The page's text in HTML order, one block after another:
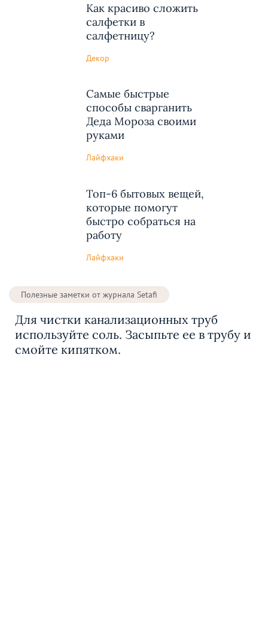
Как красиво сложить
салфетки в
салфетницу?
Декор
Самые быстрые
способы сварганить
Деда Мороза своими
руками
Лайфхаки
Топ-6 бытовых вещей,
которые помогут
быстро собраться на
работу
Лайфхаки
Полезные заметки от журнала Setafi